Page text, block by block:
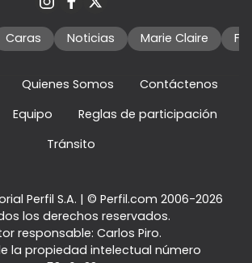
Caras Noticias Marie Claire
Quienes Somos
Contáctenos
Equipo
Reglas de participación
Tránsito
Perfil S.A. | © Perfil.com 2006-2026
los derechos reservados.
responsable: Carlos Piro.
la propiedad intelectual número